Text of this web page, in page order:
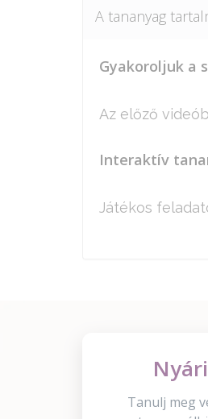
A tananyag
Gyakoroljuk a
Az előző
Interaktív
Játékos
Tanulj meg